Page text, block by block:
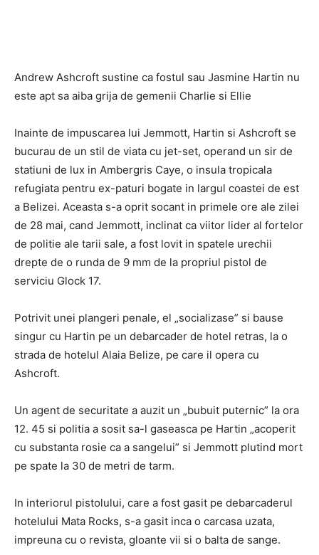
Andrew Ashcroft sustine ca fostul sau Jasmine Hartin nu
este apt sa aiba grija de gemenii Charlie si Ellie
Inainte de impuscarea lui Jemmott, Hartin si Ashcroft se
bucurau de un stil de viata cu jet-set, operand un sir de
statiuni de lux in Ambergris Caye, o insula tropicala
refugiata pentru ex-paturi bogate in largul coastei de est
a Belizei. Aceasta s-a oprit socant in primele ore ale zilei
de 28 mai, cand Jemmott, inclinat ca viitor lider al fortelor
de politie ale tarii sale, a fost lovit in spatele urechii
drepte de o runda de 9 mm de la propriul pistol de
serviciu Glock 17.
Potrivit unei plangeri penale, el „socializase” si bause
singur cu Hartin pe un debarcader de hotel retras, la o
strada de hotelul Alaia Belize, pe care il opera cu
Ashcroft.
Un agent de securitate a auzit un „bubuit puternic” la ora
12. 45 si politia a sosit sa-l gaseasca pe Hartin „acoperit
cu substanta rosie ca a sangelui” si Jemmott plutind mort
pe spate la 30 de metri de tarm.
In interiorul pistolului, care a fost gasit pe debarcaderul
hotelului Mata Rocks, s-a gasit inca o carcasa uzata,
impreuna cu o revista, gloante vii si o balta de sange.